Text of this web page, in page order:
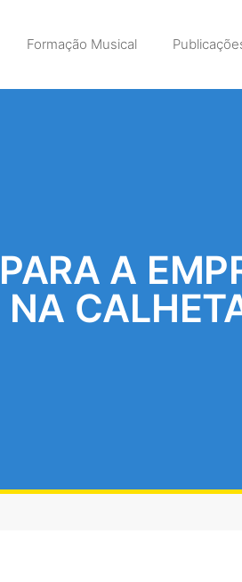
Formação Musical
A
NA